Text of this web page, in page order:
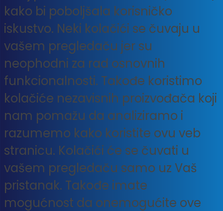
kako bi poboljšala korisničko
iskustvo. Neki kolačići se čuvaju u
vašem pregledaču jer su
neophodni za rad osnovnih
funkcionalnosti. Takođe koristimo
kolačiće nezavisnih proizvođača koji
nam pomažu da analiziramo i
razumemo kako koristite ovu veb
stranicu. Kolačići će se čuvati u
vašem pregledaču samo uz Vaš
pristanak. Takođe imate
mogućnost da onemogućite ove